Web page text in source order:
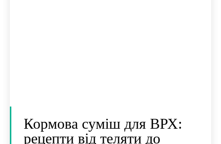
Кормова суміш для ВРХ:
рецепти від теляти до